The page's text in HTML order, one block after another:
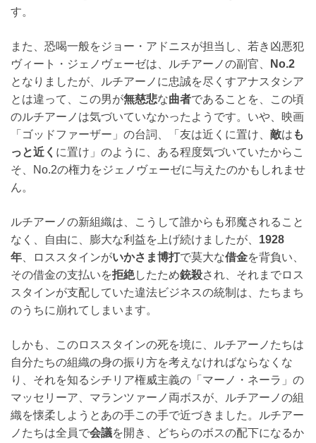
す。
また、恐喝一般をジョー・アドニスが担当し、若き凶悪犯
ヴィート・ジェノヴェーゼは、ルチアーノの副官、
No.2
となりましたが、ルチアーノに忠誠を尽くすアナスタシア
とは違って、この男が無慈悲な曲者であることを、この頃
のルチアーノは気づいていなかったようです。いや、映画
「ゴッドファーザー」の台詞、「友は近くに置け、 敵は も
っと近く に置け」のように、ある程度気づいていたからこ
そ、No.2の権力をジェノヴェーゼに与えたのかもしれませ
ん。
ルチアーノの新組織は、こうして誰からも邪魔されること
なく、自由に、膨大な利益を上げ続けましたが、 1928
年 、ロススタインがいかさま博打で莫大な借金を背負い、
その借金の支払いを拒絶したため銃殺され、それまでロス
スタインが支配していた違法ビジネスの統制は、たちまち
のうちに崩れてしまいます。
しかも、このロススタインの死を境に、ルチアーノたちは
自分たちの組織の身の振り方を考えなければならなくな
り、それを知るシチリア権威主義の「マーノ・ネーラ」の
マッセリーア、マランツァーノ両ボスが、ルチアーノの組
織を懐柔しようとあの手この手で近づきました。ルチアー
ノたちは全員で会議を開き、どちらのボスの配下になるか